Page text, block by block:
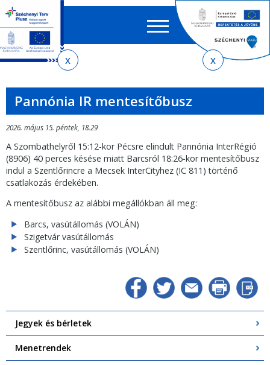
menetrendkeresőhöz
almenühöz
tartalomra
oldaltérképre
EN HU
űrlap
Pannónia IR mentesítőbusz
2026. május 15. péntek, 18.29
A Szombathelyről 15:12-kor Pécsre elindult Pannónia InterRégió
(8906) 40 perces késése miatt Barcsról 18:26-kor mentesítőbusz
indul a Szentlőrincre a Mecsek InterCityhez (IC 811) történő
csatlakozás érdekében.
A mentesítőbusz az alábbi megállókban áll meg:
Barcs, vasútállomás (VOLÁN)
Szigetvár vasútállomás
Szentlőrinc, vasútállomás (VOLÁN)
Jegyek és bérletek
Menetrendek